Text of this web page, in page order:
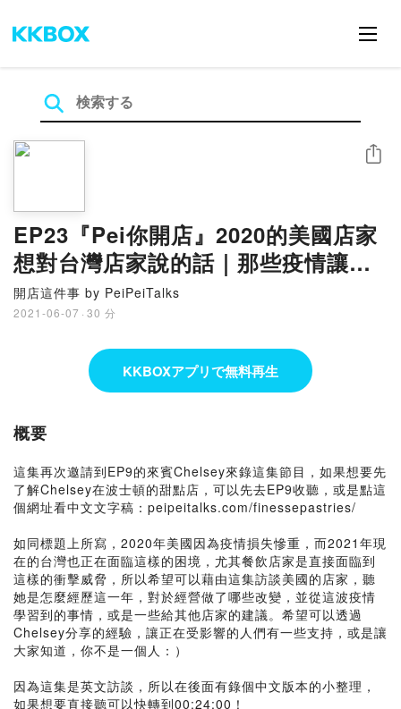
EP23『Pei你開店』2020的美國店家
想對台灣店家說的話｜那些疫情讓我
們學到的事｜with Chelsey
開店這件事 by PeiPeiTalks
2021-06-07 · 30 分
シェア
KKBOXアプリで無料再生
概要
這集再次邀請到EP9的來賓Chelsey來錄這集節目，如果想要先
了解Chelsey在波士頓的甜點店，可以先去EP9收聽，或是點這
個網址看中文文字稿：peipeitalks.com/finessepastries/
如同標題上所寫，2020年美國因為疫情損失慘重，而2021年現
在的台灣也正在面臨這樣的困境，尤其餐飲店家是直接面臨到
這樣的衝擊威脅，所以希望可以藉由這集訪談美國的店家，聽
她是怎麼經歷這一年，對於經營做了哪些改變，並從這波疫情
學習到的事情，或是一些給其他店家的建議。希望可以透過
Chelsey分享的經驗，讓正在受影響的人們有一些支持，或是讓
大家知道，你不是一個人：）
因為這集是英文訪談，所以在後面有錄個中文版本的小整理，
如果想要直接聽可以快轉到00:24:00！